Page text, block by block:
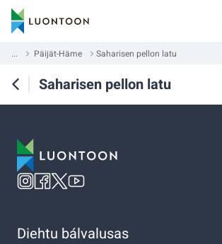
... Päijät-Häme Saharisen pellon latu
Saharisen pellon latu
Diehtu bálvalusas